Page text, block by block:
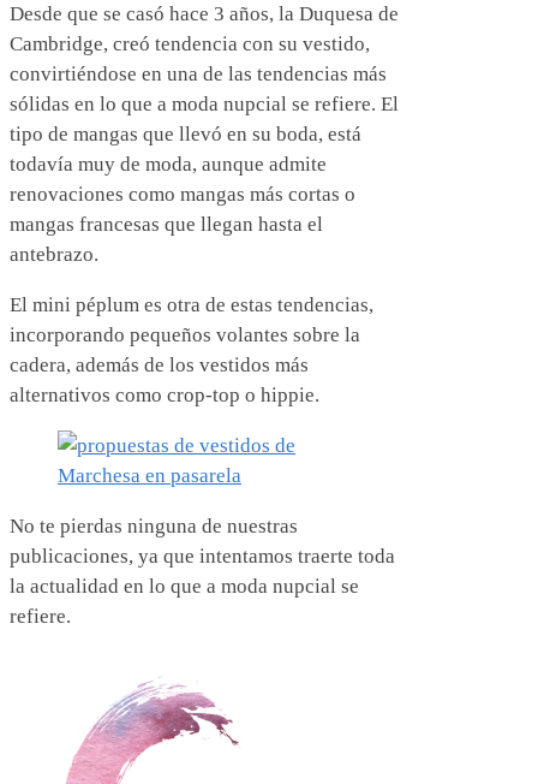
Desde que se casó hace 3 años, la Duquesa de
Cambridge, creó tendencia con su vestido,
convirtiéndose en una de las tendencias más
sólidas en lo que a moda nupcial se refiere. El
tipo de mangas que llevó en su boda, está
todavía muy de moda, aunque admite
renovaciones como mangas más cortas o
mangas francesas que llegan hasta el
antebrazo.
El mini péplum es otra de estas tendencias,
incorporando pequeños volantes sobre la
cadera, además de los vestidos más
alternativos como crop-top o hippie.
No te pierdas ninguna de nuestras
publicaciones, ya que intentamos traerte toda
la actualidad en lo que a moda nupcial se
refiere.